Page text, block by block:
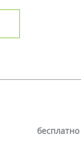
бесплатно